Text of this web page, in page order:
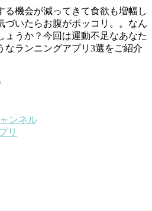
る機会が減ってきて食欲も増幅し
づいたらお腹がポッコリ。。なん
ょうか？今回は運動不足なあなた
なランニングアプリ3選をご紹介
ンネル
リ